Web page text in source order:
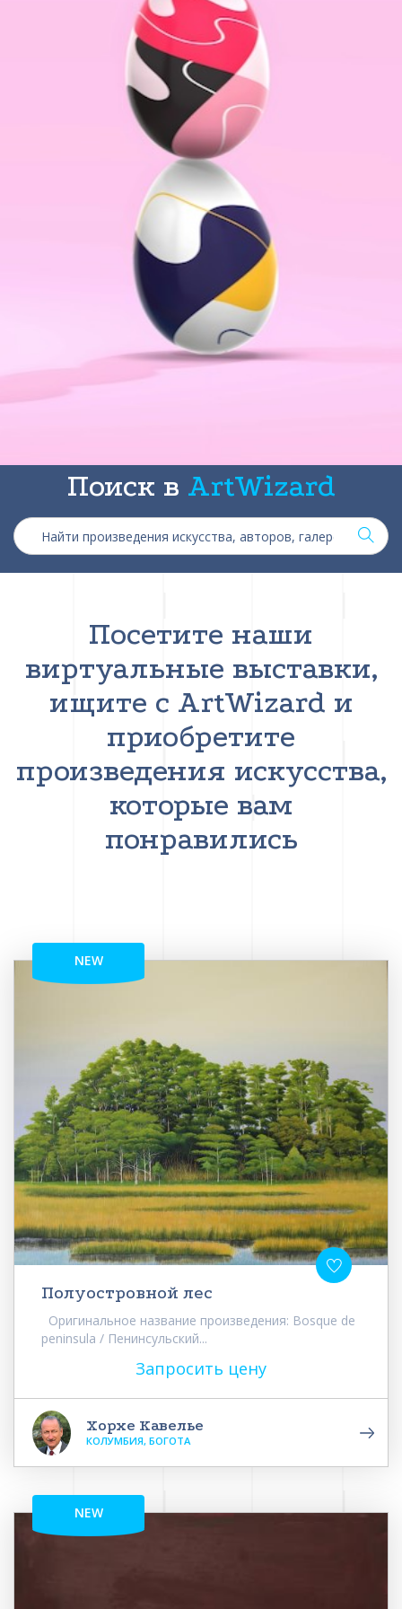
Поиск в ArtWizard
Посетите наши
виртуальные выставки,
ищите с ArtWizard и
приобретите
произведения искусства,
которые вам
понравились
NEW
Полуостровной лес
Оригинальное название произведения: Bosque de
peninsula / Пенинсульский...
Запросить цену
Хорхе Кавелье
КОЛУМБИЯ, БОГОТА
NEW